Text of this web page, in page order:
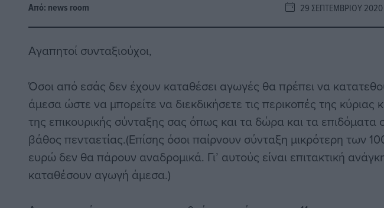
Από: news room 29 ΣΕΠΤΕΜΒΡΊΟΥ 2020
Αγαπητοί συνταξιούχοι,
Όσοι από εσάς δεν έχουν καταθέσει αγωγές θα πρέπει να
άμεσα ώστε να μπορείτε να διεκδικήσετε τις περικοπές της κύριας
της επικουρικής σύνταξης σας όπως και τα δώρα και τα επιδόματα
βάθος πενταετίας.(Επίσης όσοι παίρνουν σύνταξη μικρότερη των
ευρώ δεν θα πάρουν αναδρομικά. Γι’ αυτούς είναι επιτακτική
καταθέσουν αγωγή άμεσα.)